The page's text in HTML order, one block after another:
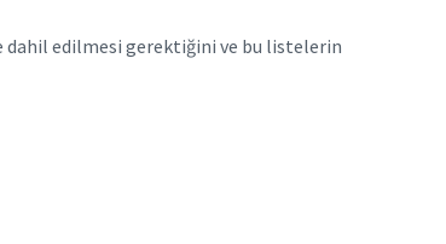
dahil edilmesi gerektiğini ve bu listelerin